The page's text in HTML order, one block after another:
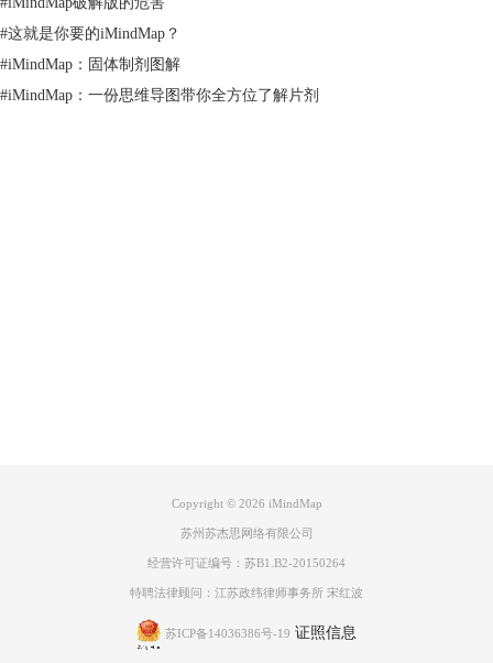
一颗善良无私的心悄悄的走进了我的世界初次见面，我语无伦次，她说我
手机好看我竟不受控制的拿起手机差点放火锅里涮了我用所有的胆量对她
说了一句“给你拍张照吧”也许这辈子我只能和她说这么一话心里暗嘲自
爱情格言啊！除了他们，娱乐圈还是有很多这样的模范夫妻的嘛，像袁泉
#这就是你要的iMindMap？
#iMindMap：固体制剂图解
#iMindMap：一份思维导图带你全方位了解片剂
Copyright © 2026 iMindMap
苏州苏杰思网络有限公司
经营许可证编号：苏B1.B2-20150264
特聘法律顾问：江苏政纬律师事务所 宋红波
苏ICP备14036386号-19 证照信息